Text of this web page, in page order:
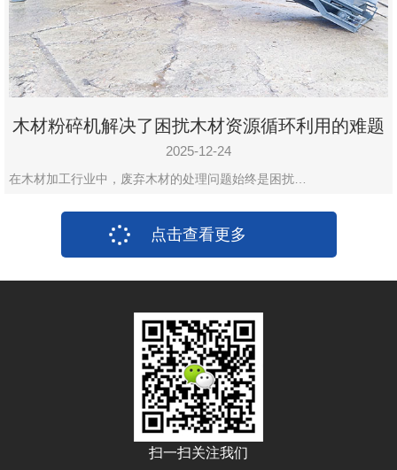
木材粉碎机解决了困扰木材资源循环利用的难题
2025-12-24
在木材加工行业中，废弃木材的处理问题始终是困扰…
点击查看更多
扫一扫关注我们